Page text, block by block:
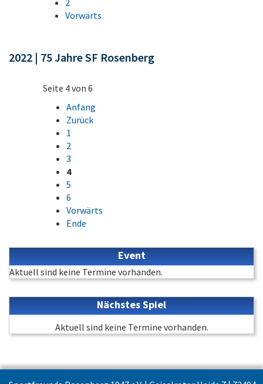
Vorwärts
2022 | 75 Jahre SF Rosenberg
Seite 4 von 6
Anfang
Zurück
1
2
3
4
5
6
Vorwärts
Ende
Event
Aktuell sind keine Termine vorhanden.
Nächstes Spiel
Aktuell sind keine Termine vorhanden.